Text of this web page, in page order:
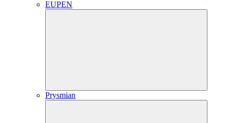
EUPEN
Prysmian